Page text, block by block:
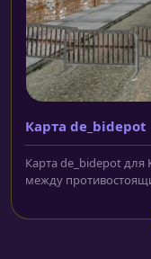
Карта de_bidepot
Карта de_bidepot для
между